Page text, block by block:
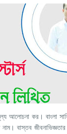
সাহিত্যের ইতিহাসে মানিক
বাস্তব জীবনাভিজ্ঞতার